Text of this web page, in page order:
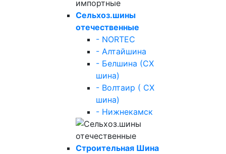
Сельхоз.шины
отечественные
- NORTEC
- Алтайшина
- Белшина (СХ
шина)
- Волтаир ( СХ
шина)
- Нижнекамск
Строительная Шина